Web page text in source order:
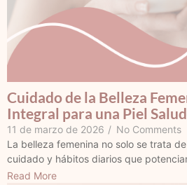
Cuidado de la Belleza
Integral para una Piel
11 de marzo de 2026 / No Comments
La belleza femenina no solo se trata
cuidado y hábitos diarios que
Read More